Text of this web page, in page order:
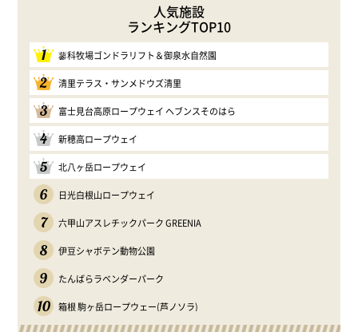
人気施設
ランキングTOP10
1 蓼科牧場ゴンドラリフト＆御泉水自然園
2 清里テラス・サンメドウズ清里
3 富士見台高原ロープウェイ ヘブンスそのはら
4 新穂高ロープウェイ
5 北八ヶ岳ロープウェイ
6 日光白根山ロープウェイ
7 六甲山アスレチックパーク GREENIA
8 伊豆シャボテン動物公園
9 たんばらラベンダーパーク
10 箱根 駒ヶ岳ロープウェー(芦ノソラ)